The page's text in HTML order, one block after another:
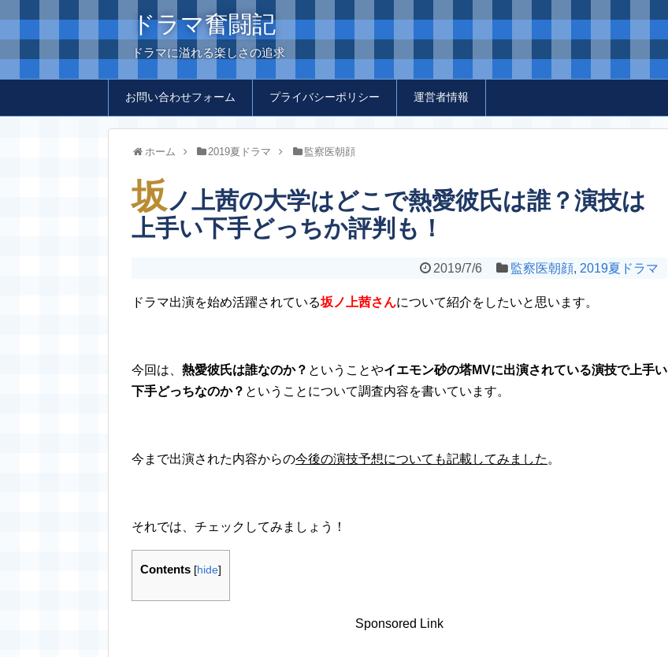
ドラマ奮闘記
ドラマに溢れる楽しさの追求
お問い合わせフォーム プライバシーポリシー 運営者情報
ホーム 2019夏ドラマ 監察医朝顔
坂ノ上茜の大学はどこで熱愛彼氏は誰？演技は
上手い下手どっちか評判も！
2019/7/6 監察医朝顔, 2019夏ドラマ
ドラマ出演を始め活躍されている坂ノ上茜さんについて紹介をしたいと思います。
今回は、 熱愛彼氏は誰なのか？ ということやイエモン砂の塔MVに出演されている演技で上手い
下手どっちなのか？ ということについて調査内容を書いています。
今まで出演された内容からの今後の演技予想についても記載してみました 。
それでは、チェックしてみましょう！
Contents [hide]
Sponsored Link